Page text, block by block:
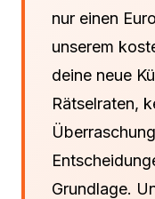
nur einen
unserem
deine neue
Rätselraten,
Grundlage.